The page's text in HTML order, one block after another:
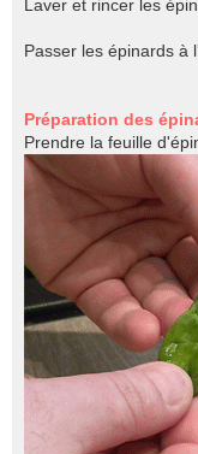
Laver et rincer les
Passer les épinards à
Préparation des
Prendre la feuille